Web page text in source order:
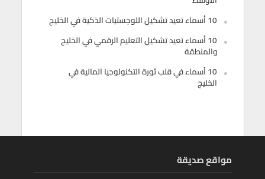
10 أسماء تعيد تشكيل اللوجستيات الذكية في الخليج
10 أسماء تعيد تشكيل التعليم الرقمي في الخليج
والمنطقة
10 أسماء في قلب ثورة التكنولوجيا المالية في
الخليج
مواقع صديقة